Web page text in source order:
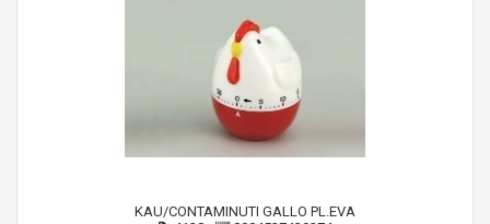
KAU/CONTAMINUTI GALLO PL.EVA